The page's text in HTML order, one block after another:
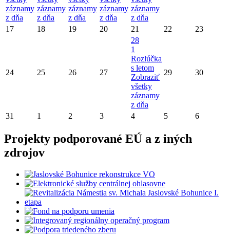
záznamy
z dňa
záznamy
z dňa
záznamy
z dňa
záznamy
z dňa
záznamy
z dňa
17 18 19 20 21 22 23
24 25 26 27
28
1
Rozlúčka
s letom
Zobraziť
všetky
záznamy
z dňa
29 30
31 1 2 3 4 5 6
Projekty podporované EÚ a z iných
zdrojov